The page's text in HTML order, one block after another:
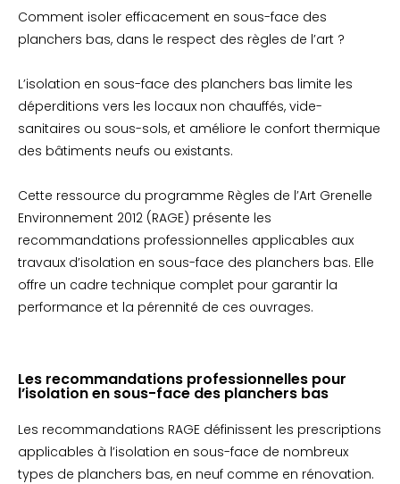
Comment isoler efficacement en sous-face des
planchers bas, dans le respect des règles de l’art ?
L’isolation en sous-face des planchers bas limite les
déperditions vers les locaux non chauffés, vide-
sanitaires ou sous-sols, et améliore le confort thermique
des bâtiments neufs ou existants.
Cette ressource du programme Règles de l’Art Grenelle
Environnement 2012 (RAGE) présente les
recommandations professionnelles applicables aux
travaux d’isolation en sous-face des planchers bas. Elle
offre un cadre technique complet pour garantir la
performance et la pérennité de ces ouvrages.
Les recommandations professionnelles pour
l’isolation en sous-face des planchers bas
Les recommandations RAGE définissent les prescriptions
applicables à l’isolation en sous-face de nombreux
types de planchers bas, en neuf comme en rénovation.